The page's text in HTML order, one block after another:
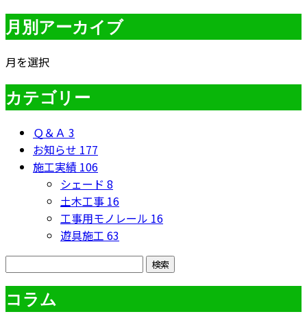
月別アーカイブ
月を選択
カテゴリー
Ｑ＆Ａ 3
お知らせ 177
施工実績 106
シェード 8
土木工事 16
工事用モノレール 16
遊具施工 63
コラム